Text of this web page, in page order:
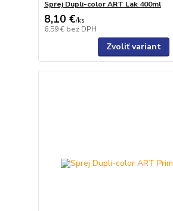
Sprej Dupli-color ART Lak 400ml
8,10 €/ks
6,59 € bez DPH
Zvoliť variant